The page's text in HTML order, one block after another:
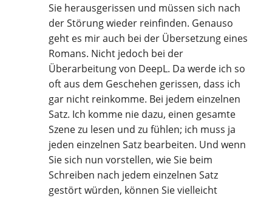
Sie herausgerissen und müssen sich nach
der Störung wieder reinfinden. Genauso
geht es mir auch bei der Übersetzung eines
Romans. Nicht jedoch bei der
Überarbeitung von DeepL. Da werde ich so
oft aus dem Geschehen gerissen, dass ich
gar nicht reinkomme. Bei jedem einzelnen
Satz. Ich komme nie dazu, einen gesamte
Szene zu lesen und zu fühlen; ich muss ja
jeden einzelnen Satz bearbeiten. Und wenn
Sie sich nun vorstellen, wie Sie beim
Schreiben nach jedem einzelnen Satz
gestört würden, können Sie vielleicht